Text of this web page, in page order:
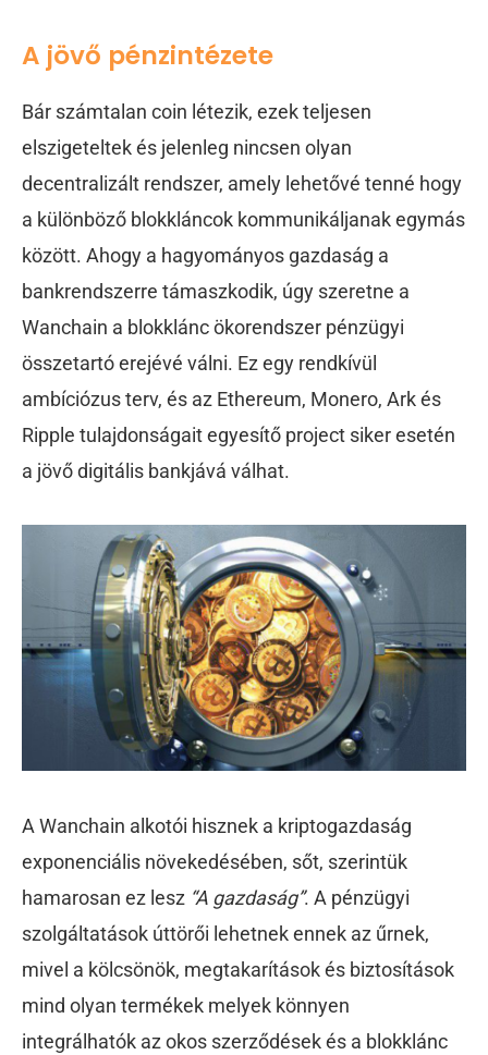
A jövő pénzintézete
Bár számtalan coin létezik, ezek teljesen
elszigeteltek és jelenleg nincsen olyan
decentralizált rendszer, amely lehetővé tenné hogy
a különböző blokkláncok kommunikáljanak egymás
között. Ahogy a hagyományos gazdaság a
bankrendszerre támaszkodik, úgy szeretne a
Wanchain a blokklánc ökorendszer pénzügyi
összetartó erejévé válni. Ez egy rendkívül
ambíciózus terv, és az Ethereum, Monero, Ark és
Ripple tulajdonságait egyesítő project siker esetén
a jövő digitális bankjává válhat.
A Wanchain alkotói hisznek a kriptogazdaság
exponenciális növekedésében, sőt, szerintük
hamarosan ez lesz “A gazdaság”. A pénzügyi
szolgáltatások úttörői lehetnek ennek az űrnek,
mivel a kölcsönök, megtakarítások és biztosítások
mind olyan termékek melyek könnyen
integrálhatók az okos szerződések és a blokklánc